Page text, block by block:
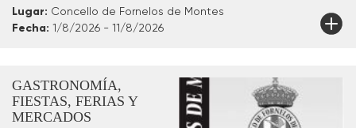
Lugar: Concello de Fornelos de Montes
Fecha: 1/8/2026 - 11/8/2026
GASTRONOMÍA,
FIESTAS, FERIAS Y
MERCADOS